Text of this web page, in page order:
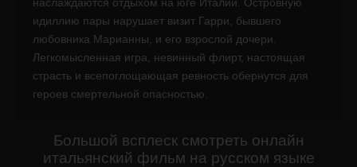
идиллию пары нарушает визит Гарри, бывшего
любовника Марианны, и его взрослой дочери.
Легкомысленная игра, невинный флирт, настоящая
страсть и всепоглощающая ревность обернутся для
героев смертельной опасностью.
Большой всплеск смотреть онлайн
итальянский фильм на русском языке